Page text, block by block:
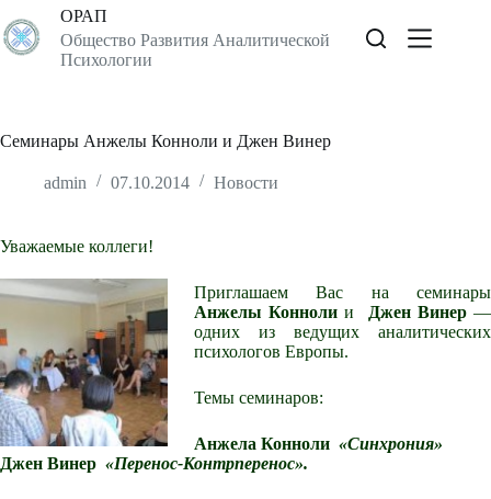
Перейти
к
сути
ОРАП
Общество Развития Аналитической
Психологии
Семинары Анжелы Конноли и Джен Винер
admin 07.10.2014 Новости
Уважаемые коллеги!
Приглашаем Вас на семинары
Анжелы Конноли и Джен Винер—
одних из ведущих аналитических
психологов Европы.
Темы семинаров:
Анжела Конноли «Синхрония»
Джен Винер «Перенос-Контрперенос».